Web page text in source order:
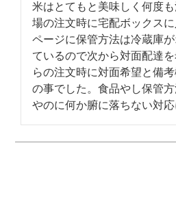
米はとてもと美味しく何度
場の注文時に宅配ボックス
ページに保管方法は冷蔵庫
ているので次から対面配達
らの注文時に対面希望と備
の事でした。食品やし保管
やのに何か腑に落ちない対応